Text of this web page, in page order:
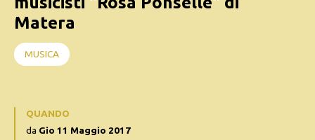
Matera
MUSICA
QUANDO
da Gio 11 Maggio 2017